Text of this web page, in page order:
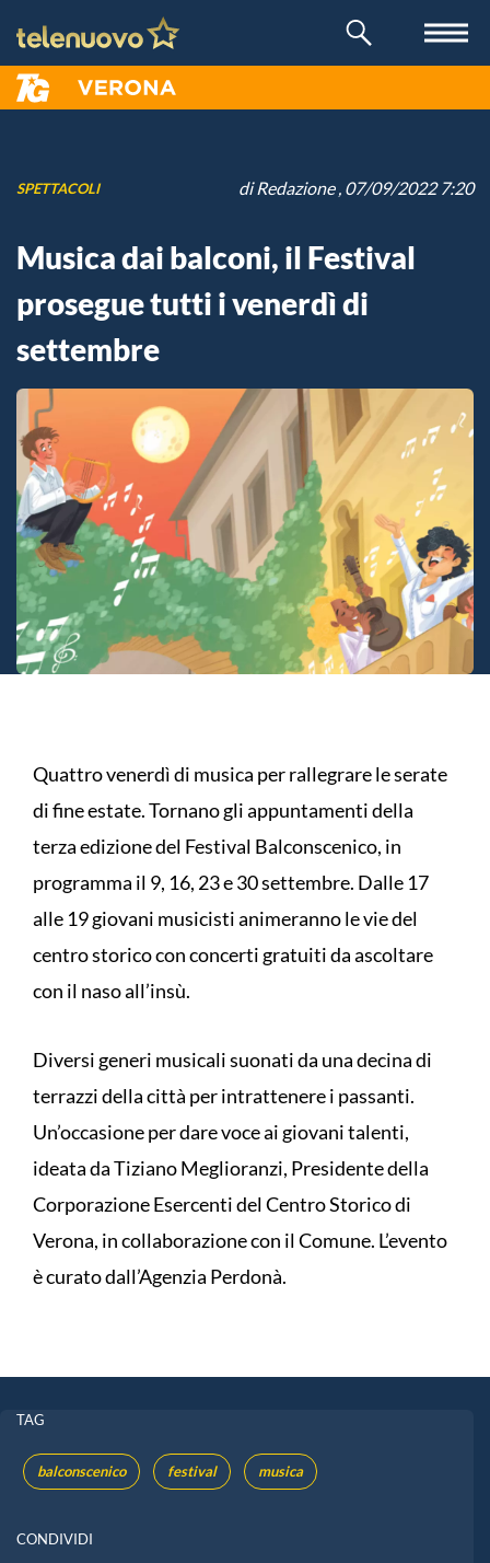
SPETTACOLI diRedazione, 07/09/2022 7:20
Musica dai balconi, il Festival
prosegue tutti i venerdì di
settembre
Quattro venerdì di musica per rallegrare le serate
di fine estate. Tornano gli appuntamenti della
terza edizione del Festival Balconscenico, in
programma il 9, 16, 23 e 30 settembre. Dalle 17
alle 19 giovani musicisti animeranno le vie del
centro storico con concerti gratuiti da ascoltare
con il naso all’insù.
Diversi generi musicali suonati da una decina di
terrazzi della città per intrattenere i passanti.
Un’occasione per dare voce ai giovani talenti,
ideata da Tiziano Meglioranzi, Presidente della
Corporazione Esercenti del Centro Storico di
Verona, in collaborazione con il Comune. L’evento
è curato dall’Agenzia Perdonà.
TAG
balconscenico festival musica
CONDIVIDI